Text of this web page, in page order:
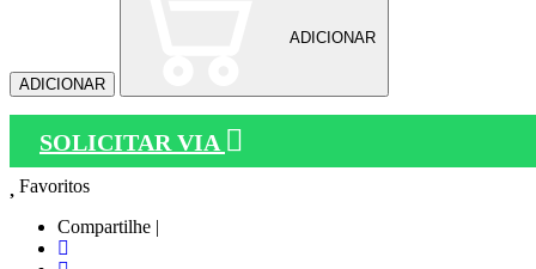
ADICIONAR
ADICIONAR
SOLICITAR VIA
Favoritos
Compartilhe |